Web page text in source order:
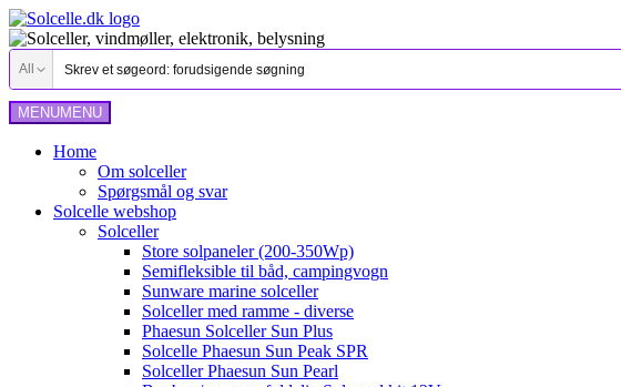
All
MENUMENU
Home
Om solceller
Spørgsmål og svar
Solcelle webshop
Solceller
Store solpaneler (200-350Wp)
Semifleksible til båd, campingvogn
Sunware marine solceller
Solceller med ramme - diverse
Phaesun Solceller Sun Plus
Solcelle Phaesun Sun Peak SPR
Solceller Phaesun Sun Pearl